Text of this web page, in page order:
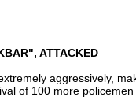
ATTACKED
aggressively,
of 100 more policemen